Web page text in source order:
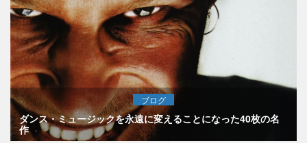
ブログ
ダンス・ミュージックを永遠に変えることになった40枚の名
作